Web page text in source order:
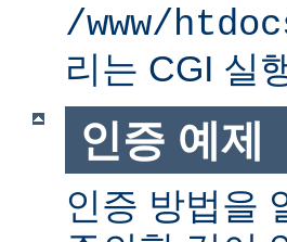
/www/
리는 CGI 실
인증 예제
인증 방법을